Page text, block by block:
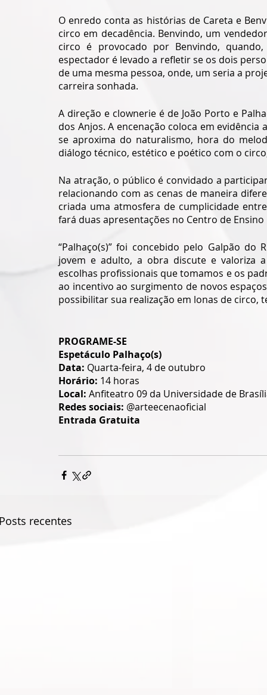
O enredo conta as histórias de Careta e
circo em decadência. Benvindo, um
circo é provocado por Benvindo,
espectador é levado a refletir se os dois
de uma mesma pessoa, onde, um seria a
carreira sonhada.
A direção e clownerie é de João Porto e
dos Anjos. A encenação coloca em
se aproxima do naturalismo, hora do
diálogo técnico, estético e poético com o
Na atração, o público é convidado a
relacionando com as cenas de maneira
criada uma atmosfera de cumplicidade
fará duas apresentações no Centro de
“Palhaço(s)” foi concebido pelo Galpão
jovem e adulto, a obra discute e valoriza
escolhas profissionais que tomamos e os
ao incentivo ao surgimento de novos
possibilitar sua realização em lonas de
PROGRAME-SE
Espetáculo Palhaço(s)
Data: Quarta-feira, 4 de outubro
Horário: 14 horas
Local: Anfiteatro 09 da Universidade de
Redes sociais: @arteecenaoficial
Entrada Gratuita
recentes